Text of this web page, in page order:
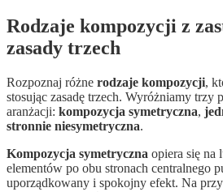
Rodzaje kompozycji z
zasady trzech
Rozpoznaj różne rodzaje kompozycji,
stosując zasadę trzech. Wyróżniamy trzy
aranżacji: kompozycja symetryczna,
stronnie niesymetryczna.
Kompozycja symetryczna opiera się na
elementów po obu stronach centralnego
uporządkowany i spokojny efekt. Na